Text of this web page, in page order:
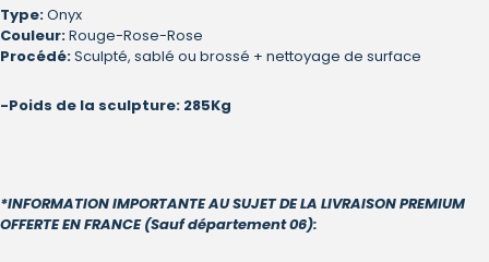
Type:Onyx
Couleur:Rouge-Rose-Rose
Procédé:Sculpté, sablé ou brossé + nettoyage de surface
-Poids de la sculpture: 285Kg
*INFORMATION IMPORTANTE AU SUJET DE LA LIVRAISON PREMIUM
OFFERTE EN FRANCE (Sauf département 06):